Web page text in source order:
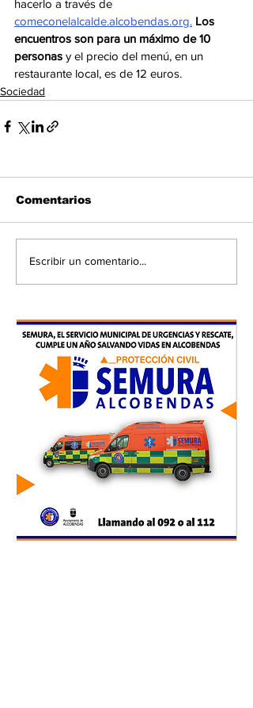
hacerlo a través de
comeconelalcalde.alcobendas.org. Los
encuentros son para un máximo de 10
personas y el precio del menú, en un
restaurante local, es de 12 euros.
Sociedad
Comentarios
Escribir un comentario...